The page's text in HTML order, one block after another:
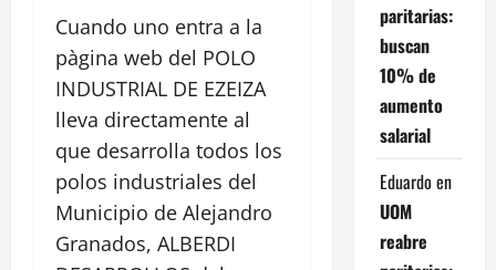
Cuando uno entra a la
pàgina web del POLO
INDUSTRIAL DE EZEIZA
lleva directamente al
que desarrolla todos los
polos industriales del
Municipio de Alejandro
Granados, ALBERDI
paritarias:
buscan
10% de
aumento
salarial
Eduardo en
UOM
reabre